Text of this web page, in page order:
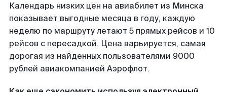
Календарь низких цен на авиабилет из Минска
показывает выгодные месяца в году, каждую
неделю по маршруту летают 5 прямых рейсов и 10
рейсов с пересадкой. Цена варьируется, самая
дорогая из найденных пользователями 9000
рублей авиакомпанией Аэрофлот.